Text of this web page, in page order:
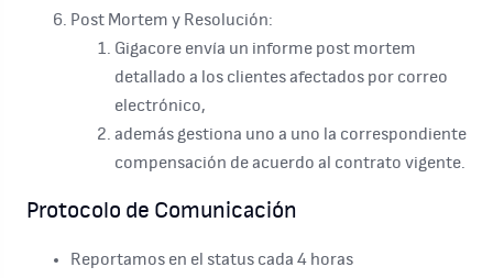
Post Mortem y Resolución:
Gigacore envía un informe post mortem
detallado a los clientes afectados por correo
electrónico,
además gestiona uno a uno la correspondiente
compensación de acuerdo al contrato vigente.
Protocolo de Comunicación
Reportamos en el status cada 4 horas